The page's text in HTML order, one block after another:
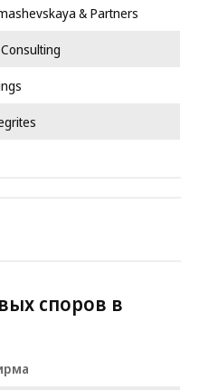
& Partners
споров в